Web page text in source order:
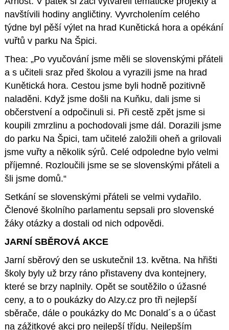
navštívili hodiny angličtiny. Vyvrcholením celého
týdne byl pěší výlet na hrad Kunětická hora a opékání
vuřtů v parku Na Špici.
Thea: „Po vyučování jsme měli se slovenskými přáteli
a s učiteli sraz před školou a vyrazili jsme na hrad
Kunětická hora. Cestou jsme byli hodně pozitivně
naladěni. Když jsme došli na Kuňku, dali jsme si
občerstvení a odpočinuli si. Při cestě zpět jsme si
koupili zmrzlinu a pochodovali jsme dál. Dorazili jsme
do parku Na Špici, tam učitelé založili oheň a grilovali
jsme vuřty a několik sýrů. Celé odpoledne bylo velmi
příjemné. Rozloučili jsme se se slovenskými přáteli a
šli jsme domů.“
Setkání se slovenskými přáteli se velmi vydařilo.
Členové školního parlamentu sepsali pro slovenské
žáky otázky a dostali od nich odpovědi.
JARNÍ SBĚROVÁ AKCE
Jarní sběrový den se uskutečnil 13. května. Na hřišti
školy byly už brzy ráno přistaveny dva kontejnery,
které se brzy naplnily. Opět se soutěžilo o úžasné
ceny, a to o poukázky do Alzy.cz pro tři nejlepší
sběrače, dále o poukázky do Mc Donald´s a o účast
na zážitkové akci pro nejlepší třídu. Nejlepším